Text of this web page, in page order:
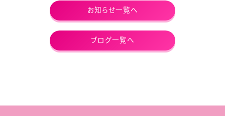
お知らせ一覧へ
ブログ一覧へ